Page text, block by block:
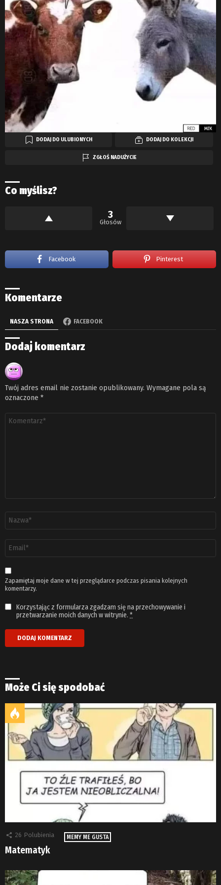
DODAJ DO ULUBIONYCH DODAJ DO KOLEKCJI
ZGŁOŚ NADUŻYCIE
Co myślisz?
3
Głosów
Facebook Pinterest
Komentarze
NASZA STRONA FACEBOOK
Dodaj komentarz
Twój adres email nie zostanie opublikowany. Wymagane pola są
oznaczone *
email
*
Zapamiętaj moje dane w tej przeglądarce podczas pisania kolejnych
komentarzy.
Korzystając z formularza zgadzam się na przechowywanie i
przetwarzanie moich danych w witrynie. *
Może Ci się spodobać
26 Polubienia MEMY ME GUSTA
Matematyk